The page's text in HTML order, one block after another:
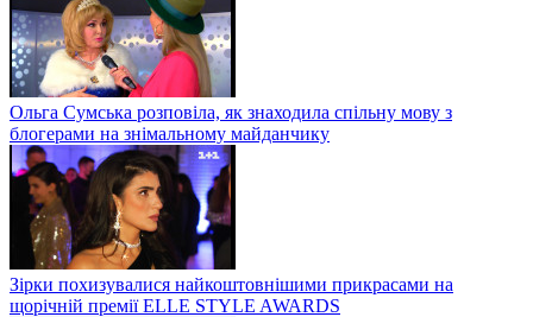
Ольга Сумська розповіла, як знаходила спільну мову з
блогерами на знімальному майданчику
Зірки похизувалися найкоштовнішими прикрасами на
щорічній премії ELLE STYLE AWARDS